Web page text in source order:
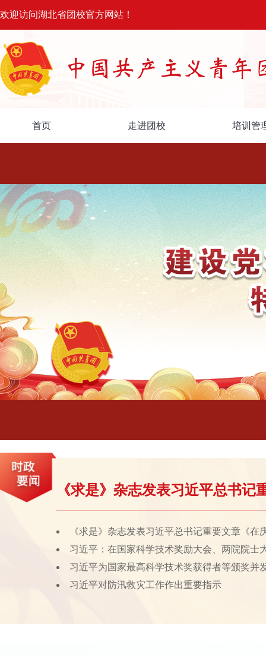
欢迎访问湖北省团校官方网站！
首页 走进团校 培训管
《求是》杂志发表习近平总书
《求是》杂志发表习近平总书记重要文章《
习近平：在国家科学技术奖励大会、两院院士
习近平为国家最高科学技术奖获得者等颁奖并
习近平对防汛救灾工作作出重要指示